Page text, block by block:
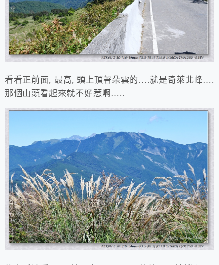
看看正前面, 最高, 頭上頂著朵雲的….就是奇萊北峰….
那個山頭看起來就不好惹啊…..